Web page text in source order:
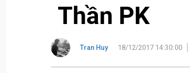
Thần PK
Tran Huy 18/12/2017 14:30:00